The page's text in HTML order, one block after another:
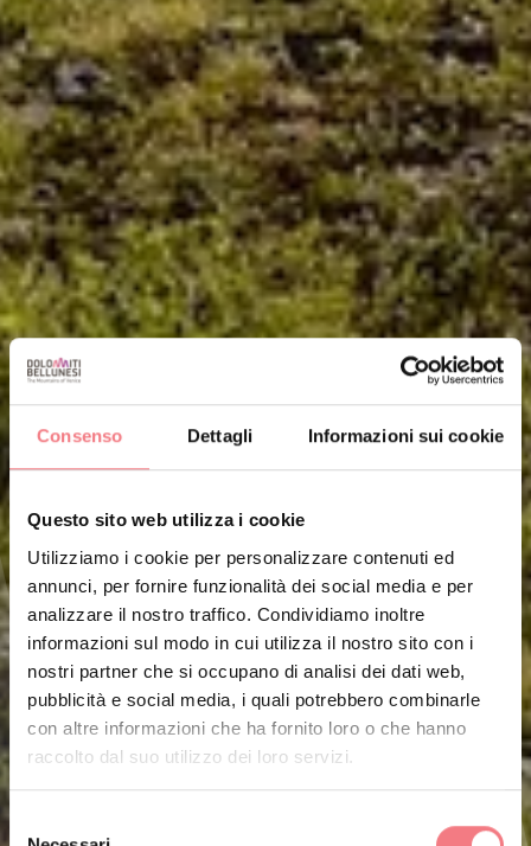
Consenso Dettagli Informazioni sui cookie
Questo sito web utilizza i cookie
Utilizziamo i cookie per personalizzare contenuti ed
annunci, per fornire funzionalità dei social media e per
analizzare il nostro traffico. Condividiamo inoltre
informazioni sul modo in cui utilizza il nostro sito con i
nostri partner che si occupano di analisi dei dati web,
pubblicità e social media, i quali potrebbero combinarle
con altre informazioni che ha fornito loro o che hanno
raccolto dal suo utilizzo dei loro servizi.
Selezione